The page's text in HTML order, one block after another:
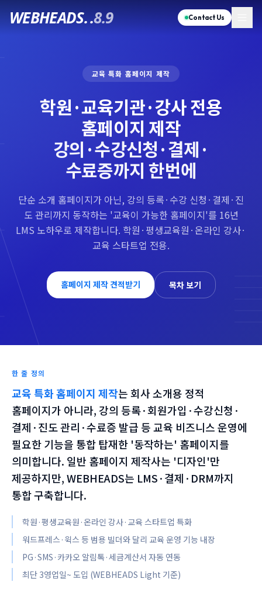
WEBHEADS..8.9 Contact Us
교육 특화 홈페이지 제작
학원·교육기관·강사 전용
홈페이지 제작
강의·수강신청·결제·
수료증까지 한번에
단순 소개 홈페이지가 아닌, 강의 등록·수강 신청·결제·진
도 관리까지 동작하는 '교육이 가능한 홈페이지'를 16년
LMS 노하우로 제작합니다. 학원·평생교육원·온라인 강사·
교육 스타트업 전용.
홈페이지 제작 견적받기 목차 보기
한 줄 정의
교육 특화 홈페이지 제작는회사 소개용 정적
홈페이지가 아니라, 강의 등록·회원가입·수강신청·
결제·진도 관리·수료증 발급 등 교육 비즈니스 운영에
필요한 기능을 통합 탑재한 '동작하는' 홈페이지를
의미합니다. 일반 홈페이지 제작사는 '디자인'만
제공하지만, WEBHEADS는 LMS·결제·DRM까지
통합 구축합니다.
학원·평생교육원·온라인 강사·교육 스타트업 특화
워드프레스·윅스 등 범용 빌더와 달리 교육 운영 기능 내장
PG·SMS·카카오 알림톡·세금계산서 자동 연동
최단 3영업일~ 도입 (WEBHEADS Light 기준)